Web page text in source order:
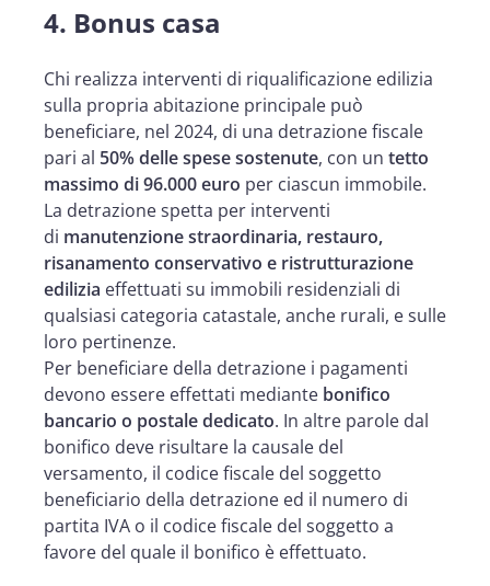
4. Bonus casa
Chi realizza interventi di riqualificazione edilizia
sulla propria abitazione principale può
beneficiare, nel 2024, di una detrazione fiscale
pari al 50% delle spese sostenute, con un tetto
massimo di 96.000 euro per ciascun immobile.
La detrazione spetta per interventi
di manutenzione straordinaria, restauro,
risanamento conservativo e ristrutturazione
edilizia effettuati su immobili residenziali di
qualsiasi categoria catastale, anche rurali, e sulle
loro pertinenze.
Per beneficiare della detrazione i pagamenti
devono essere effettati mediante bonifico
bancario o postale dedicato. In altre parole dal
bonifico deve risultare la causale del
versamento, il codice fiscale del soggetto
beneficiario della detrazione ed il numero di
partita IVA o il codice fiscale del soggetto a
favore del quale il bonifico è effettuato.